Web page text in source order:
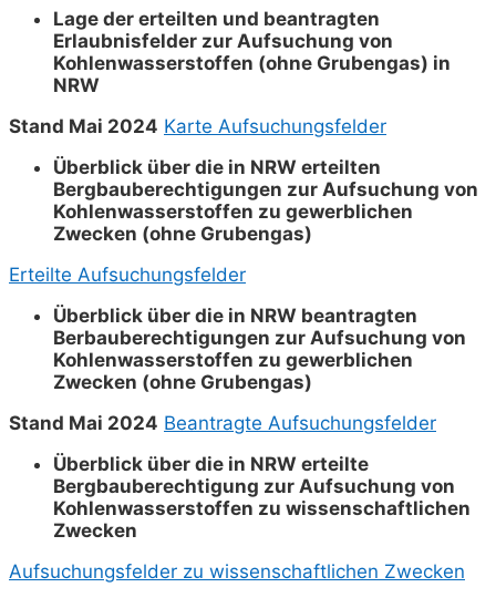
Lage der erteilten und beantragten
Erlaubnisfelder zur Aufsuchung von
Kohlenwasserstoffen (ohne Grubengas) in
NRW
Stand Mai 2024 Karte Aufsuchungsfelder
Überblick über die in NRW erteilten
Bergbauberechtigungen zur Aufsuchung von
Kohlenwasserstoffen zu gewerblichen
Zwecken (ohne Grubengas)
Erteilte Aufsuchungsfelder
Überblick über die in NRW beantragten
Berbauberechtigungen zur Aufsuchung von
Kohlenwasserstoffen zu gewerblichen
Zwecken (ohne Grubengas)
Stand Mai 2024 Beantragte Aufsuchungsfelder
Überblick über die in NRW erteilte
Bergbauberechtigung zur Aufsuchung von
Kohlenwasserstoffen zu wissenschaftlichen
Zwecken
Aufsuchungsfelder zu wissenschaftlichen Zwecken